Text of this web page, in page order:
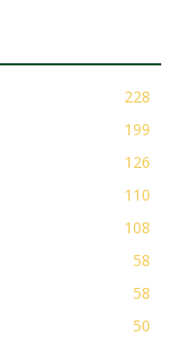
228
199
126
110
108
58
58
50